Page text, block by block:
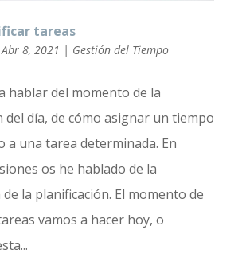
tareas
Abr 8, 2021 | Gestión del Tiempo
hablar del momento de la
del día, de cómo asignar un tiempo
a una tarea determinada. En
os he hablado de la
la planificación. El momento de
vamos a hacer hoy, o